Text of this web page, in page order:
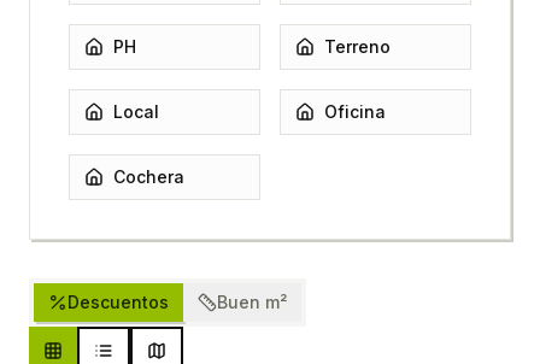
PH Terreno
Local Oficina
Cochera
Descuentos Buen m²